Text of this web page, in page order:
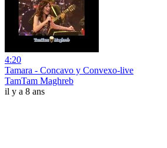
4:20
Tamara - Concavo y Convexo-live
TamTam Maghreb
il y a 8 ans